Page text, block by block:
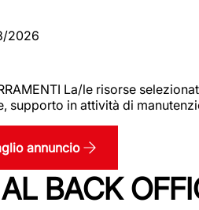
2026
La/le risorse
supporto in attività di
annuncio
BACK